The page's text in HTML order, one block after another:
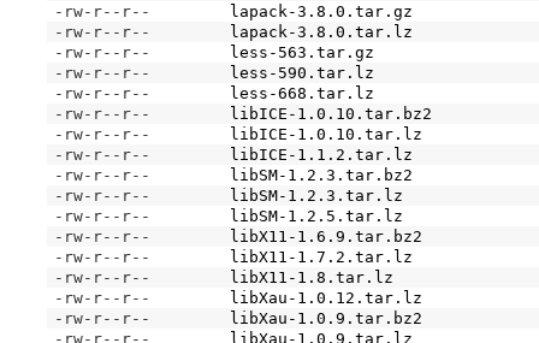
-rw-r--r--
lapack-3.8.0.tar.gz
-rw-r--r--
lapack-3.8.0.tar.lz
-rw-r--r--
less-563.tar.gz
-rw-r--r--
less-590.tar.lz
-rw-r--r--
less-668.tar.lz
-rw-r--r--
libICE-1.0.10.tar.bz2
-rw-r--r--
libICE-1.0.10.tar.lz
-rw-r--r--
libICE-1.1.2.tar.lz
-rw-r--r--
libSM-1.2.3.tar.bz2
-rw-r--r--
libSM-1.2.3.tar.lz
-rw-r--r--
libSM-1.2.5.tar.lz
-rw-r--r--
libX11-1.6.9.tar.bz2
-rw-r--r--
libX11-1.7.2.tar.lz
-rw-r--r--
libX11-1.8.tar.lz
-rw-r--r--
libXau-1.0.12.tar.lz
-rw-r--r--
libXau-1.0.9.tar.bz2
-rw-r--r--
libXau-1.0.9.tar.lz